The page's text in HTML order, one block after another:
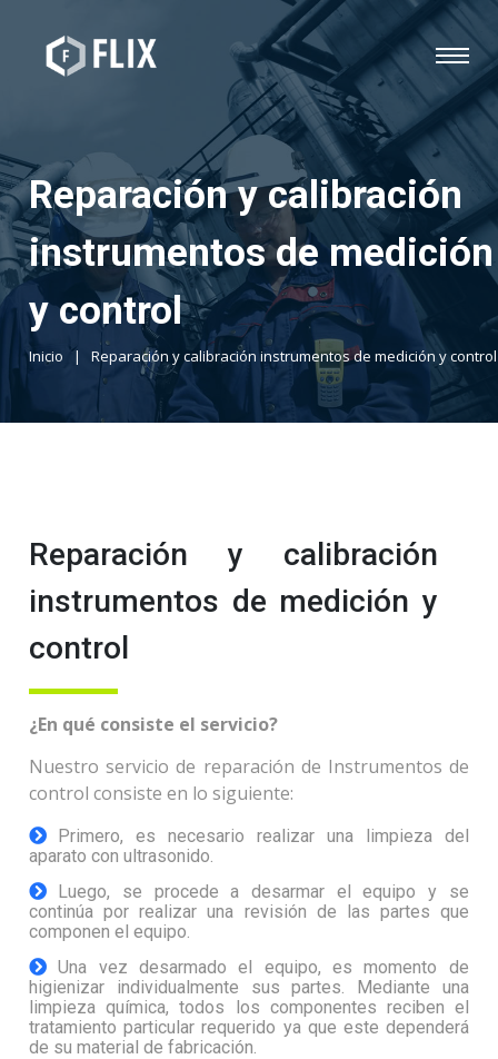
Reparación y calibración
instrumentos de medición
y control
Inicio |Reparación y calibración instrumentos de medición y control
Reparación y calibración
instrumentos de medición y
control
¿En qué consiste el servicio?
Nuestro servicio de reparación de Instrumentos de
control consiste en lo siguiente:
Primero, es necesario realizar una limpieza del
aparato con ultrasonido.
Luego, se procede a desarmar el equipo y se
continúa por realizar una revisión de las partes que
componen el equipo.
Una vez desarmado el equipo, es momento de
higienizar individualmente sus partes. Mediante una
limpieza química, todos los componentes reciben el
tratamiento particular requerido ya que este dependerá
de su material de fabricación.